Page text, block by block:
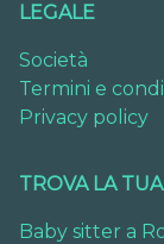
LEGALE
Società
Termini e
Privacy policy
TROVA LA
Baby sitter a